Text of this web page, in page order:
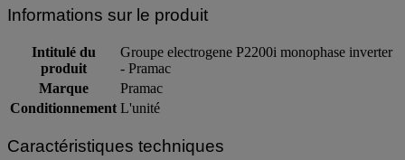
Informations sur le produit
Intitulé du
produit
Groupe electrogene P2200i monophase inverter
- Pramac
Marque
Pramac
Conditionnement L'unité
Caractéristiques techniques